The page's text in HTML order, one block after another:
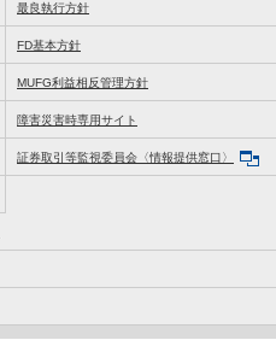
最良執行方針
FD基本方針
MUFG利益相反管理方針
障害災害時専用サイト
証券取引等監視委員会〈情報提供窓口〉